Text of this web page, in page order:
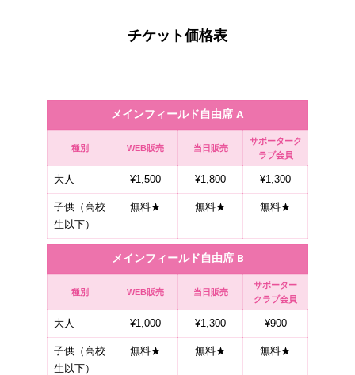
チケット価格表
メインフィールド自由席 A
種別 WEB販売 当日販売
サポーターク
ラブ会員
大人 ¥1,500 ¥1,800 ¥1,300
子供（高校
生以下）
無料★ 無料★ 無料★
メインフィールド自由席 B
種別 WEB販売 当日販売
サポーター
クラブ会員
大人 ¥1,000 ¥1,300 ¥900
子供（高校
生以下）
無料★ 無料★ 無料★